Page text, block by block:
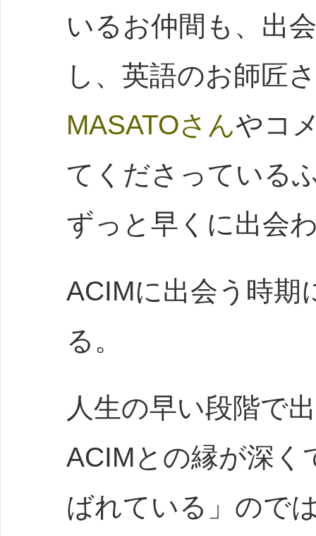
いるお仲間も、出
し、英語のお師匠
MASATOさんやコ
てくださっている
ずっと早くに出会
ACIMに出会う時期
る。
人生の早い段階で
ACIMとの縁が深く
ばれている」ので